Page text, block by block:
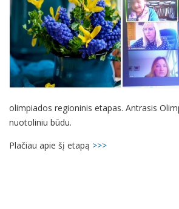
olimpiados regioninis etapas. Antrasis
nuotoliniu būdu.
Plačiau apie šį etapą >>>